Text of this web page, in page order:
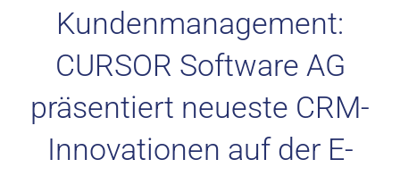
Kundenmanagement:
CURSOR Software AG
präsentiert neueste CRM-
Innovationen auf der E-